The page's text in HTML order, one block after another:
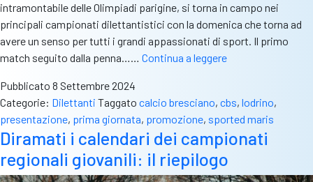
intramontabile delle Olimpiadi parigine, si torna in campo nei
principali campionati dilettantistici con la domenica che torna ad
avere un senso per tutti i grandi appassionati di sport. Il primo
match seguito dalla penna…… Continua a leggereCBS
Promozione:
il
Lodrino
supera
lo
Pubblicato 8 Settembre 2024
Categorie: Dilettanti Taggato calcio bresciano, cbs, lodrino,
presentazione, prima giornata, promozione, sported maris
Diramati i calendari dei campionati
regionali giovanili: il riepilogo